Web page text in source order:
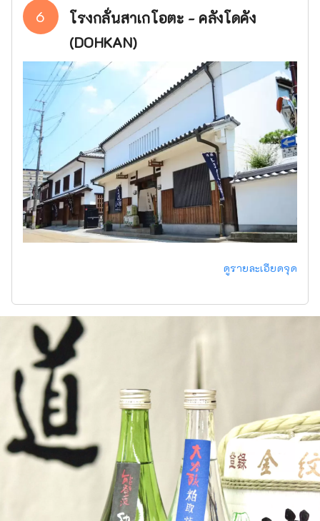
6
โรงกลั่นสาเกโอตะ - คลังโดคัง
(DOHKAN)
ดูรายละเอียดจุด